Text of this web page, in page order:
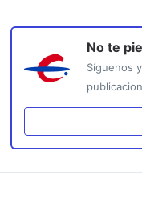
No te
Síguenos